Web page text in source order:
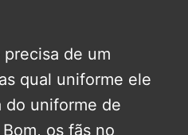
de um
qual uniforme ele
do uniforme de
Bom, os fãs no